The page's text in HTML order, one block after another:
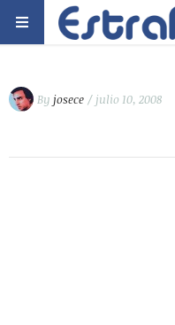
By josece / julio 10, 2008